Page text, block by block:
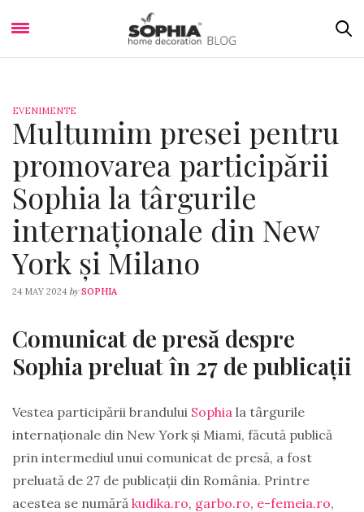
EVENIMENTE
Multumim presei pentru
promovarea participării
Sophia la târgurile
internaționale din New
York și Milano
24 MAY 2024 by SOPHIA
Comunicat de presă despre
Sophia preluat în 27 de publicații
Vestea participării brandului Sophia la târgurile
internaționale din New York și Miami, făcută publică
prin intermediul unui comunicat de presă, a fost
preluată de 27 de publicații din România. Printre
acestea se numără kudika.ro, garbo.ro, e-femeia.ro,